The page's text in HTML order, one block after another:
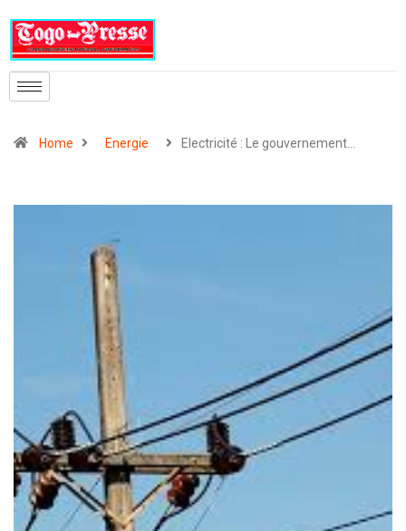
Home Energie Electricité : Le gouvernement…